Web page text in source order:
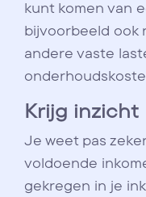
kunt komen van
bijvoorbeeld ook
andere vaste
Krijg inzicht
Je weet pas
voldoende
gekregen in je